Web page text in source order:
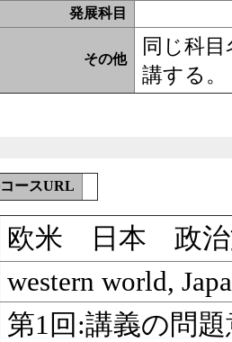
発展科目
その他
同じ科
講する。
ースURL
欧米 日本 政
western world,
第1回:講義の問